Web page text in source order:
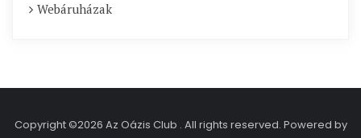
Webáruházak
Copyright ©2026 Az Oázis Club . All rights reserved. Powered by